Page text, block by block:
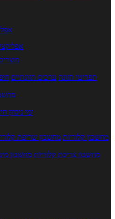
תפריטי תזונה ערכים תזונתיים
5 ימי
מחשבון קלוריות מחשבון שריפת
מחשבון צריכת קלוריות מחשבון